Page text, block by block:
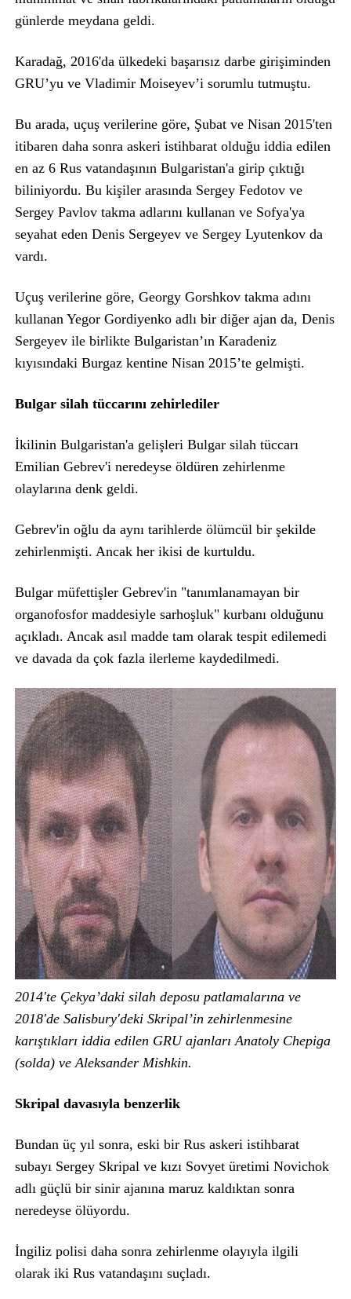
günlerde meydana geldi.
Karadağ, 2016'da ülkedeki başarısız darbe girişiminden
GRU’yu ve Vladimir Moiseyev’i sorumlu tutmuştu.
Bu arada, uçuş verilerine göre, Şubat ve Nisan 2015'ten
itibaren daha sonra askeri istihbarat olduğu iddia edilen
en az 6 Rus vatandaşının Bulgaristan'a girip çıktığı
biliniyordu. Bu kişiler arasında Sergey Fedotov ve
Sergey Pavlov takma adlarını kullanan ve Sofya'ya
seyahat eden Denis Sergeyev ve Sergey Lyutenkov da
vardı.
Uçuş verilerine göre, Georgy Gorshkov takma adını
kullanan Yegor Gordiyenko adlı bir diğer ajan da, Denis
Sergeyev ile birlikte Bulgaristan’ın Karadeniz
kıyısındaki Burgaz kentine Nisan 2015’te gelmişti.
Bulgar silah tüccarını zehirlediler
İkilinin Bulgaristan'a gelişleri Bulgar silah tüccarı
Emilian Gebrev'i neredeyse öldüren zehirlenme
olaylarına denk geldi.
Gebrev'in oğlu da aynı tarihlerde ölümcül bir şekilde
zehirlenmişti. Ancak her ikisi de kurtuldu.
Bulgar müfettişler Gebrev'in "tanımlanamayan bir
organofosfor maddesiyle sarhoşluk" kurbanı olduğunu
açıkladı. Ancak asıl madde tam olarak tespit edilemedi
ve davada da çok fazla ilerleme kaydedilmedi.
2014'te Çekya’daki silah deposu patlamalarına ve
2018'de Salisbury'deki Skripal’in zehirlenmesine
karıştıkları iddia edilen GRU ajanları Anatoly Chepiga
(solda) ve Aleksander Mishkin.
Skripal davasıyla benzerlik
Bundan üç yıl sonra, eski bir Rus askeri istihbarat
subayı Sergey Skripal ve kızı Sovyet üretimi Novichok
adlı güçlü bir sinir ajanına maruz kaldıktan sonra
neredeyse ölüyordu.
İngiliz polisi daha sonra zehirlenme olayıyla ilgili
olarak iki Rus vatandaşını suçladı.